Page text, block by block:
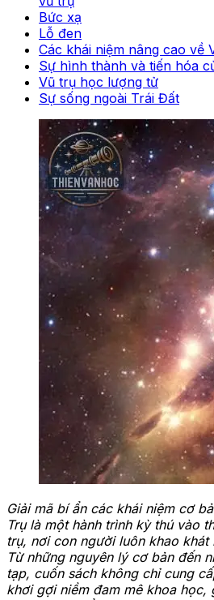
Bức xạ
Lỗ đen
Các khái niệm nâng cao về
Sự hình thành và tiến hóa
Vũ trụ học lượng tử
Sự sống ngoài Trái Đất
Giải mã bí ẩn các khái niệm cơ
Trụ là một hành trình kỳ thú vào
trụ, nơi con người luôn khao khát
Từ những nguyên lý cơ bản đến
tạp, cuốn sách không chỉ cung
khơi gợi niềm đam mê khoa học,